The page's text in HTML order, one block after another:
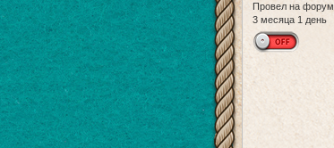
Провел на
3 месяца 1 день